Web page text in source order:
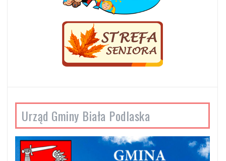
Urząd Gminy Biała Podlaska